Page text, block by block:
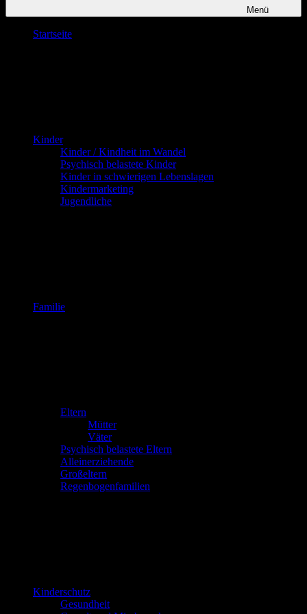
Menü
Startseite
Kinder
Kinder / Kindheit im Wandel
Psychisch belastete Kinder
Kinder in schwierigen Lebenslagen
Kindermarketing
Jugendliche
Familie
Eltern
Mütter
Väter
Psychisch belastete Eltern
Alleinerziehende
Großeltern
Regenbogenfamilien
Kinderschutz
Gesundheit